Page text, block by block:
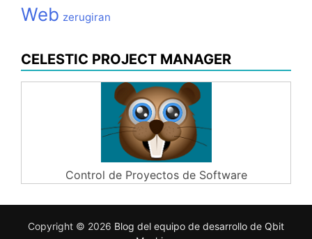
Web zerugiran
CELESTIC PROJECT MANAGER
Control de Proyectos de Software
Copyright © 2026 Blog del equipo de desarrollo de Qbit